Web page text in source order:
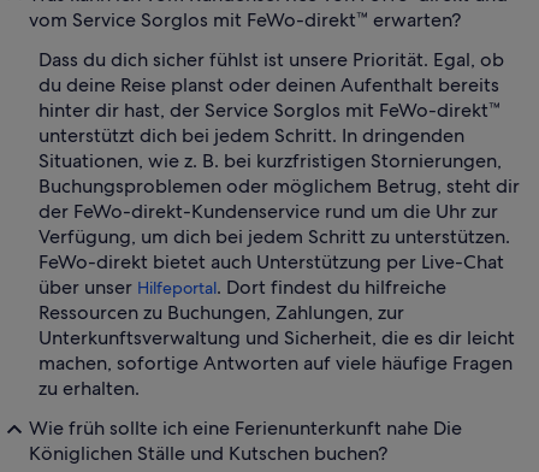
vom Service Sorglos mit FeWo-direkt™ erwarten?
Dass du dich sicher fühlst ist unsere Priorität. Egal, ob
du deine Reise planst oder deinen Aufenthalt bereits
hinter dir hast, der Service Sorglos mit FeWo-direkt™
unterstützt dich bei jedem Schritt. In dringenden
Situationen, wie z. B. bei kurzfristigen Stornierungen,
Buchungsproblemen oder möglichem Betrug, steht dir
der FeWo-direkt-Kundenservice rund um die Uhr zur
Verfügung, um dich bei jedem Schritt zu unterstützen.
FeWo-direkt bietet auch Unterstützung per Live-Chat
über unser Hilfeportal. Dort findest du hilfreiche
Ressourcen zu Buchungen, Zahlungen, zur
Unterkunftsverwaltung und Sicherheit, die es dir leicht
machen, sofortige Antworten auf viele häufige Fragen
zu erhalten.
Wie früh sollte ich eine Ferienunterkunft nahe Die
Königlichen Ställe und Kutschen buchen?